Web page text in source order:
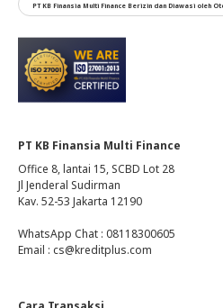
PT KB Finansia Multi Finance Berizin dan Diawasi oleh
PT KB Finansia Multi Finance
Office 8, lantai 15, SCBD Lot 28
Jl Jenderal Sudirman
Kav. 52-53 Jakarta 12190
WhatsApp Chat : 08118300605
Email : cs@kreditplus.com